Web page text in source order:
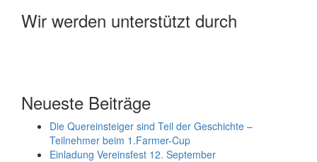
Wir werden unterstützt durch
Neueste Beiträge
Die Quereinsteiger sind Teil der Geschichte –
Teilnehmer beim 1.Farmer-Cup
Einladung Vereinsfest 12. September